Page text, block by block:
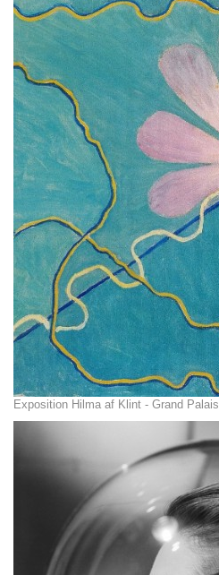
Exposition Hilma af Klint - Grand